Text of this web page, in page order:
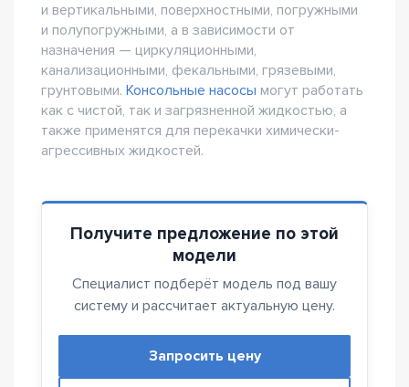
и вертикальными, поверхностными, погружными
и полупогружными, а в зависимости от
назначения — циркуляционными,
канализационными, фекальными, грязевыми,
грунтовыми. Консольные насосы могут работать
как с чистой, так и загрязненной жидкостью, а
также применятся для перекачки химически-
агрессивных жидкостей.
Получите предложение по этой
модели
Специалист подберёт модель под вашу
систему и рассчитает актуальную цену.
Запросить цену